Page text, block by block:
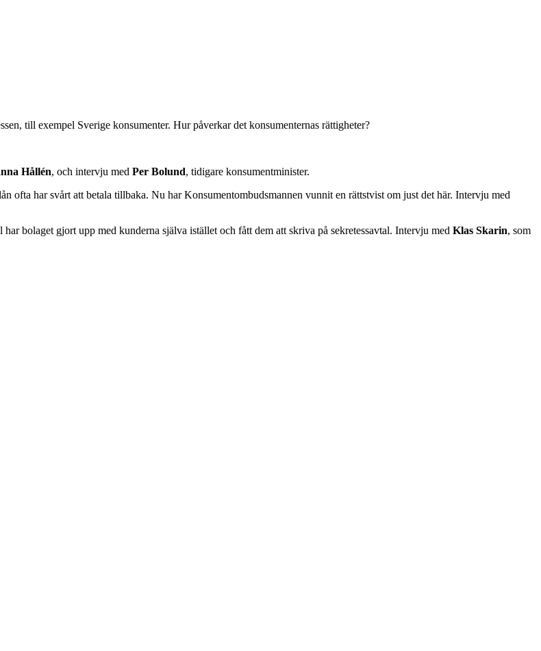
till exempel Sverige konsumenter. Hur påverkar det konsumenternas rättigheter?
Hållén, och intervju med Per Bolund, tidigare konsumentminister.
ofta har svårt att betala tillbaka. Nu har Konsumentombudsmannen vunnit en rättstvist om just det här. Intervju med
bolaget gjort upp med kunderna själva istället och fått dem att skriva på sekretessavtal. Intervju med Klas Skarin, som